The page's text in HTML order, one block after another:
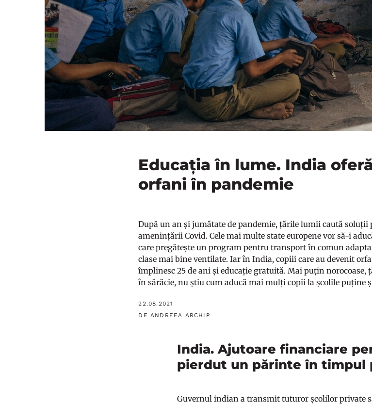
Educația în lume. India
orfani în pandemie
După un an și jumătate de pandemie, țările lumii caută
amenințării Covid. Cele mai multe state europene vor să-i
care pregătește un program pentru transport în comun
clase mai bine ventilate. Iar în India, copiii care au devenit
împlinesc 25 de ani și educație gratuită. Mai puțin norocoase,
în sărăcie, nu știu cum aducă mai mulți copii la școlile puține
22.08.2021
DE ANDREEA ARCHIP
India. Ajutoare financiare
pierdut un părinte în timpul
Guvernul indian a transmit tuturor școlilor private